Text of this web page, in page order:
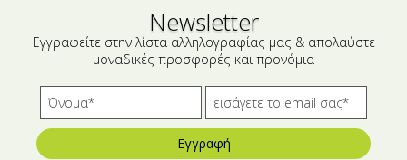
Έτοιμα Μείγματα
Newsletter
Εγγραφείτε στην λίστα αλληλογραφίας μας & απολαύστε
μοναδικές προσφορές και προνόμια
Εγγραφή